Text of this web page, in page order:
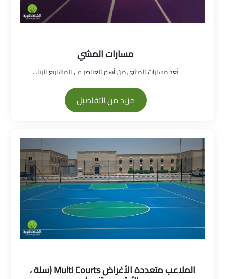
مسارات المشي
تُعد مسارات المشي من أهم العناصر في المشاريع الريا...
مزيد من التفاصيل
الملاعب متعددة الأغراض Multi Courts (سلة ،